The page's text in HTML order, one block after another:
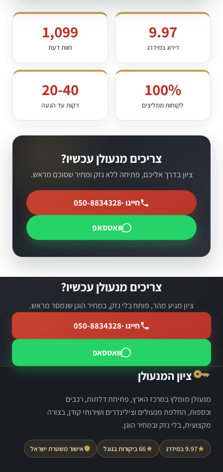
9.97
דירוג במידרג
1,099
חוות דעת
100%
לקוחות ממליצים
20-40
דקות עד הגעה
צריכים מנעולן עכשיו?
ציון בדרך אליכם, פתיחה ללא נזק ומחיר שסוכם מראש.
חייגו ·050-8834328
וואטסאפ
צריכים מנעולן עכשיו?
ציון מגיע מהר, פותח בלי נזק, במחיר הוגן שנמסר מראש.
חייגו ·050-8834328
וואטסאפ
ציון המנעולן
מנעולן מומלץ במרכז הארץ, פתיחת דלתות, רכבים
וכספות, החלפת מנעולים וצילינדרים ושירותי קודן, בצורה
מקצועית, בלי נזק ובמחיר הוגן.
9.97 במידרג 66 ביקורות בגוגל אישור משטרת ישראל